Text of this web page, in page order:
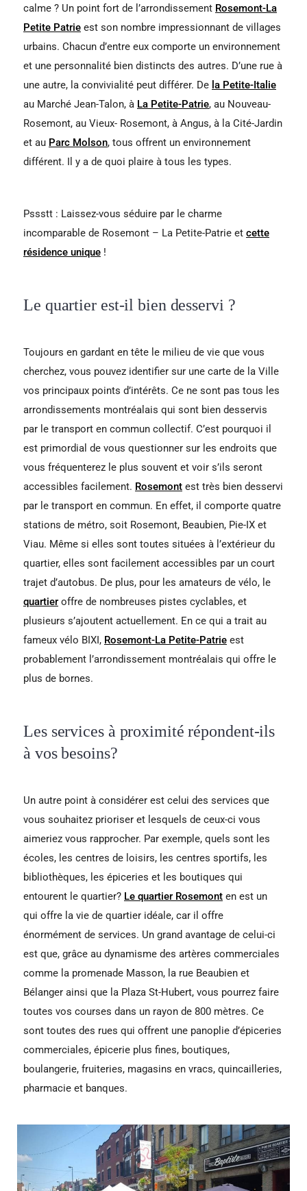
calme ? Un point fort de l’arrondissement Rosemont-La
Petite Patrie est son nombre impressionnant de villages
urbains. Chacun d’entre eux comporte un environnement
et une personnalité bien distincts des autres. D’une rue à
une autre, la convivialité peut différer. De la Petite-Italie
au Marché Jean-Talon, à La Petite-Patrie, au Nouveau-
Rosemont, au Vieux- Rosemont, à Angus, à la Cité-Jardin
et au Parc Molson, tous offrent un environnement
différent. Il y a de quoi plaire à tous les types.
Pssstt : Laissez-vous séduire par le charme
incomparable de Rosemont – La Petite-Patrie et cette
résidence unique !
Le quartier est-il bien desservi ?
Toujours en gardant en tête le milieu de vie que vous
cherchez, vous pouvez identifier sur une carte de la Ville
vos principaux points d’intérêts. Ce ne sont pas tous les
arrondissements montréalais qui sont bien desservis
par le transport en commun collectif. C’est pourquoi il
est primordial de vous questionner sur les endroits que
vous fréquenterez le plus souvent et voir s’ils seront
accessibles facilement. Rosemont est très bien desservi
par le transport en commun. En effet, il comporte quatre
stations de métro, soit Rosemont, Beaubien, Pie-IX et
Viau. Même si elles sont toutes situées à l’extérieur du
quartier, elles sont facilement accessibles par un court
trajet d’autobus. De plus, pour les amateurs de vélo, le
quartier offre de nombreuses pistes cyclables, et
plusieurs s’ajoutent actuellement. En ce qui a trait au
fameux vélo BIXI, Rosemont-La Petite-Patrie est
probablement l’arrondissement montréalais qui offre le
plus de bornes.
Les services à proximité répondent-ils
à vos besoins?
Un autre point à considérer est celui des services que
vous souhaitez prioriser et lesquels de ceux-ci vous
aimeriez vous rapprocher. Par exemple, quels sont les
écoles, les centres de loisirs, les centres sportifs, les
bibliothèques, les épiceries et les boutiques qui
entourent le quartier? Le quartier Rosemont en est un
qui offre la vie de quartier idéale, car il offre
énormément de services. Un grand avantage de celui-ci
est que, grâce au dynamisme des artères commerciales
comme la promenade Masson, la rue Beaubien et
Bélanger ainsi que la Plaza St-Hubert, vous pourrez faire
toutes vos courses dans un rayon de 800 mètres. Ce
sont toutes des rues qui offrent une panoplie d’épiceries
commerciales, épicerie plus fines, boutiques,
boulangerie, fruiteries, magasins en vracs, quincailleries,
pharmacie et banques.